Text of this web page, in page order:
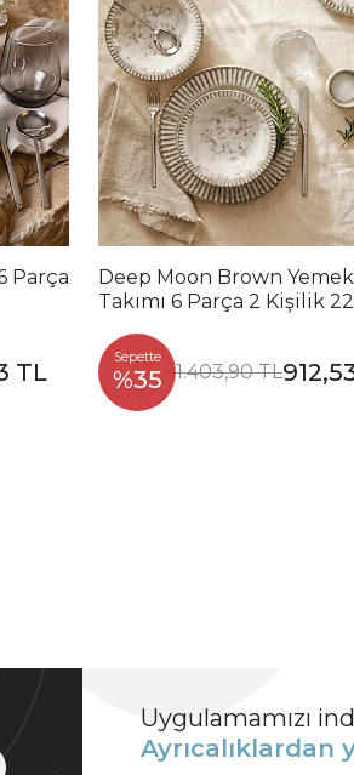
Parça
TL
Deep Moon Brown Yemek
Takımı 6 Parça 2 Kişilik
Sepette
%35 1.403,90 TL
Uygulamamızı
Ayrıcalıklardan